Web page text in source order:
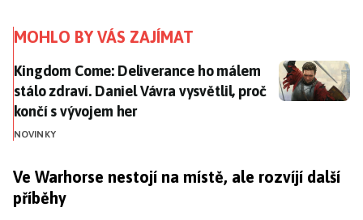
MOHLO BY VÁS ZAJÍMAT
Kingdom Come: Deliverance ho málem stálo zdraví.
Kingdom Come: Deliverance ho málem
stálo zdraví. Daniel Vávra vysvětlil, proč
končí s vývojem her
NOVINKY
Ve Warhorse nestojí na místě, ale rozvíjí další
příběhy